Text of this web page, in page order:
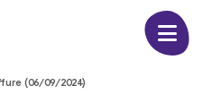
(06/09/2024)